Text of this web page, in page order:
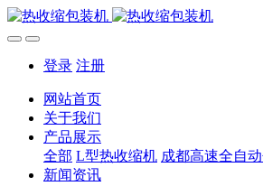
登录 注册
网站首页
关于我们
产品展示
全部 L型热收缩机 成都高速全自
新闻资讯